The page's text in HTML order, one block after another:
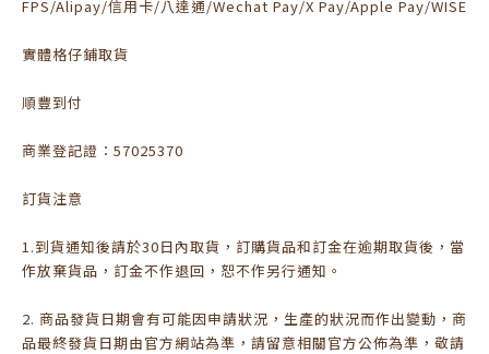
FPS/Alipay/信用卡/八達通/Wechat Pay/X Pay/Apple Pay/WISE
實體格仔鋪取貨
順豐到付
商業登記證：57025370
訂貨注意
1.到貨通知後請於30日內取貨，訂購貨品和訂金在逾期取貨後，當
作放棄貨品，訂金不作退回，恕不作另行通知。
2. 商品發貨日期會有可能因申請狀況，生產的狀況而作出變動，商
品最終發貨日期由官方網站為準，請留意相關官方公佈為準，敬請